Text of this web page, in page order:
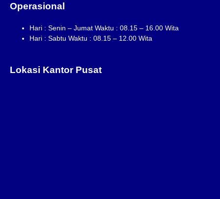
Operasional
Hari : Senin – Jumat Waktu : 08.15 – 16.00 Wita
Hari : Sabtu Waktu : 08.15 – 12.00 Wita
Lokasi Kantor Pusat